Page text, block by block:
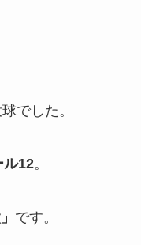
でした。
ル12。
です。